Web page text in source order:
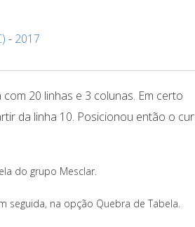
- 2017
20 linhas e 3 colunas. Em certo
da linha 10. Posicionou então o
do grupo Mesclar.
seguida, na opção Quebra de Tabela.